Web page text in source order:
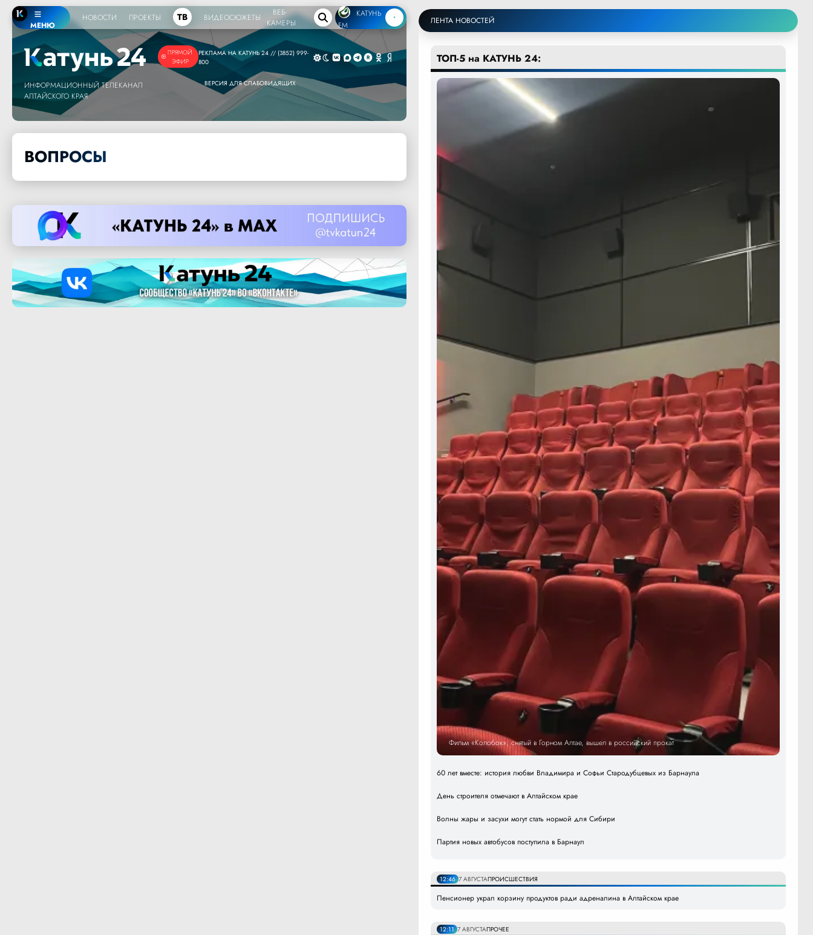
МЕНЮ
НОВОСТИ ПРОЕКТЫ ТВ ВИДЕОСЮЖЕТЫ
ВЕБ-
КАМЕРЫ
КАТУНЬ
FM
ПРЯМОЙ
ЭФИР
ИНФОРМАЦИОННЫЙ ТЕЛЕКАНАЛ
АЛТАЙСКОГО КРАЯ
РЕКЛАМА НА КАТУНЬ 24 // (3852) 999-
800
ВЕРСИЯ ДЛЯ СЛАБОВИДЯЩИХ
ВОПРОСЫ
ЛЕНТА НОВОСТЕЙ
ТОП-5 на КАТУНЬ 24:
Фильм «Колобок», снятый в Горном Алтае, вышел в российский прокат
60 лет вместе: история любви Владимира и Софьи Стародубцевых из Барнаула
День строителя отмечают в Алтайском крае
Волны жары и засухи могут стать нормой для Сибири
Партия новых автобусов поступила в Барнаул
12:46 7 АВГУСТАПРОИСШЕСТВИЯ
Пенсионер украл корзину продуктов ради адреналина в Алтайском крае
12:11 7 АВГУСТАПРОЧЕЕ